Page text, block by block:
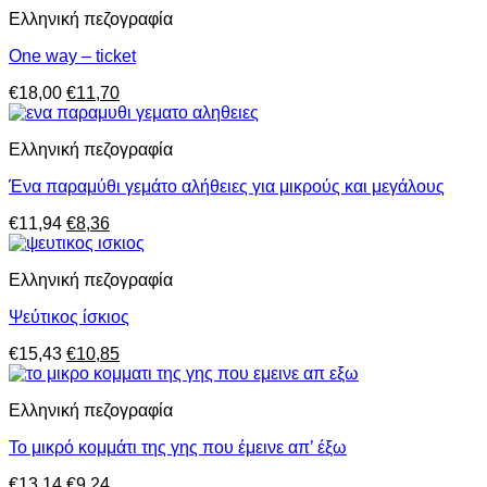
€16,23.είναι:
Ελληνική πεζογραφία
One way – ticket
€18,00 Original
price
€18,00.
€11,70Η
τρέχουσα
είναι:
Ελληνική πεζογραφία
Ένα παραμύθι γεμάτο αλήθειες για μικρούς και μεγάλους
€11,94 Original
price
€11,94.
€8,36Η
τρέχουσα
είναι:
Ελληνική πεζογραφία
Ψεύτικος ίσκιος
€15,43 Original
price
€15,43.
€10,85Η
τρέχουσα
είναι:
Ελληνική πεζογραφία
Το μικρό κομμάτι της γης που έμεινε απ’ έξω
Original
Η